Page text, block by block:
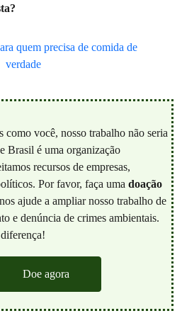
quem precisa de comida de
verdade
como você, nosso trabalho não seria
Brasil é uma organização
recursos de empresas,
Por favor, faça uma doação
ajude a ampliar nosso trabalho de
e denúncia de crimes ambientais.
Doe agora